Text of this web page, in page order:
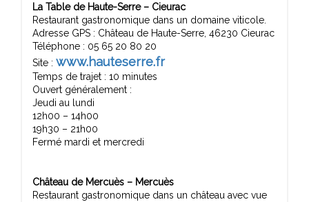
La Table de Haute-Serre – Cieurac
Restaurant gastronomique dans un domaine viticole.
Adresse GPS : Château de Haute-Serre, 46230 Cieurac
Téléphone : 05 65 20 80 20
Site : www.hauteserre.fr
Temps de trajet : 10 minutes
Ouvert généralement :
Jeudi au lundi
12h00 – 14h00
19h30 – 21h00
Fermé mardi et mercredi
Château de Mercuès – Mercuès
Restaurant gastronomique dans un château avec vue